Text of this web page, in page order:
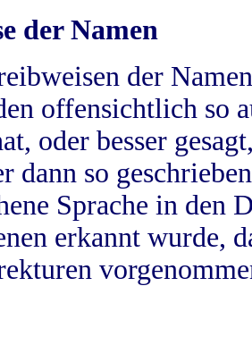
der Namen
der
offensichtlich so
oder besser
dann so
Sprache in
erkannt wurde,